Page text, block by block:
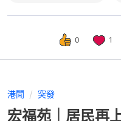
0 1
港聞 突發
宏福苑｜居民再